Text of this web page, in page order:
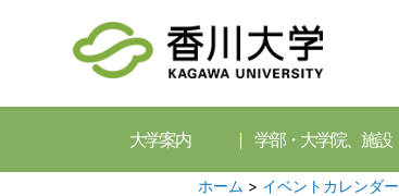
大学案内 学部・大学院、施設
ホーム > イベントカレンダー